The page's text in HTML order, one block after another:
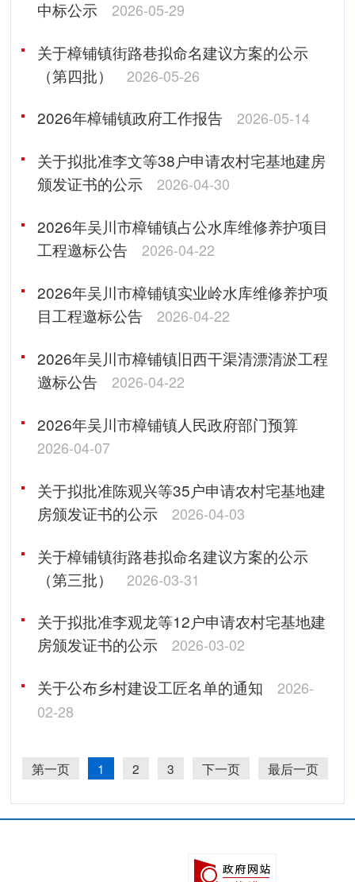
中标公示
2026-05-29
关于樟铺镇街路巷拟命名建议方案的公示
（第四批）
2026-05-26
2026年樟铺镇政府工作报告 2026-05-14
关于拟批准李文等38户申请农村宅基地建房
颁发证书的公示
2026-04-30
2026年吴川市樟铺镇占公水库维修养护项目
工程邀标公告
2026-04-22
2026年吴川市樟铺镇实业岭水库维修养护项
目工程邀标公告
2026-04-22
2026年吴川市樟铺镇旧西干渠清漂清淤工程
邀标公告
2026-04-22
2026年吴川市樟铺镇人民政府部门预算
2026-04-07
关于拟批准陈观兴等35户申请农村宅基地建
房颁发证书的公示
2026-04-03
关于樟铺镇街路巷拟命名建议方案的公示
（第三批）
2026-03-31
关于拟批准李观龙等12户申请农村宅基地建
房颁发证书的公示
2026-03-02
关于公布乡村建设工匠名单的通知
2026-
02-28
第一页 1 2 3 下一页 最后一页